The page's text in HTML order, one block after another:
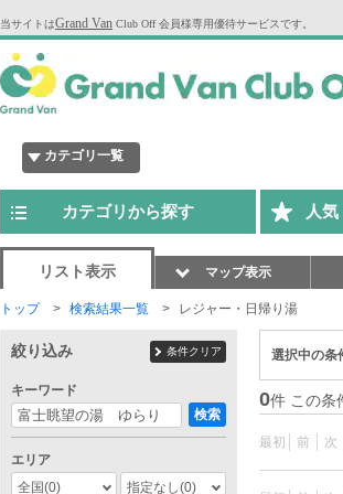
当サイトはGrand Van Club Off 会員様専用優待サービスです。
カテゴリ一覧
カテゴリから探す 人
リスト表示 マップ表示
トップ 検索結果一覧 レジャー・日帰り湯
選択中の条
0件 この条
最初 前 次
絞り込み 条件クリア
キーワード
検索
エリア
全国(0) 指定なし(0)